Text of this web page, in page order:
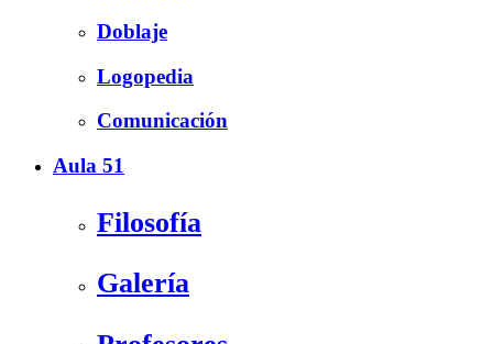
Doblaje
Logopedia
Comunicación
Aula 51
Filosofía
Galería